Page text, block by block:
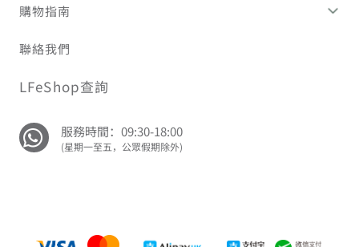
購物指南
聯絡我們
LFeShop查詢
服務時間：09:30-18:00
(星期一至五，公眾假期除外)